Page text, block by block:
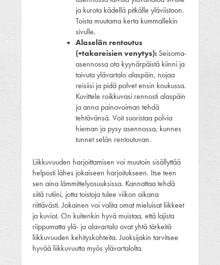
ja kurota kädellä pitkälle yläviistoon.
Toista muutama kerta kummallekin
sivulle.
Alaselän rentoutus
(+takareisien venytys): Seisoma-
asennossa ota kyynärpäistä kiinni ja
taivuta ylävartalo alaspäin, nojaa
reisiisi ja pidä polvet ensin koukussa.
Kuvittele roikkuvasi rennosti alaspäin
ja anna painovoiman tehdä
tehtävänsä. Voit suoristaa polvia
hieman ja pysy asennossa, kunnes
tunnet selän rentoutuvan.
Liikkuvuuden harjoittamisen voi muutoin sisällyttää
helposti lähes jokaiseen harjoitukseen. Itse teen
sen aina lämmittelyosuuksissa. Kannattaa tehdä
siitä rutiini, jotta toistoja tulee viikon aikana
riittävästi. Jokainen voi valita omat mieluisat liikkeet
ja kuviot. On kuitenkin hyvä muistaa, että lajista
riippumatta ylä- ja alavartalo ovat yhtä tärkeitä
liikkuvuuden kehityskohteita. Juoksijakin tarvitsee
hyvää liikkuvuutta myös ylävartalolta.